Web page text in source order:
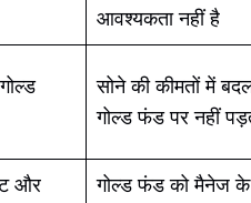
आवश्यकता नहीं है
सोने की कीमतों में
गोल्ड फंड पर नहीं
और
गोल्ड फंड को मैनेज